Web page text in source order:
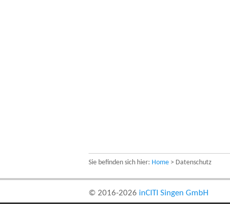
Sie befinden sich hier: Home > Datenschutz
© 2016-2026 inCITI Singen GmbH